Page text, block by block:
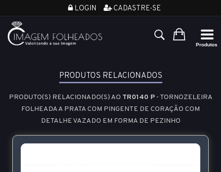
LOGIN CADASTRE-SE
PRODUTOS RELACIONADOS
PRODUTO(S) RELACIONADO(S) AO TR0140 P- TORNOZELEIRA
FOLHEADA A PRATA COM PINGENTE DE CORAÇÃO COM
DETALHE VAZADO EM FORMA DE PEZINHO